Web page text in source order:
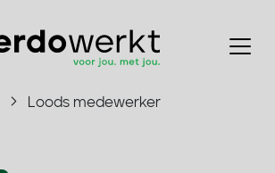
Loods medewerker